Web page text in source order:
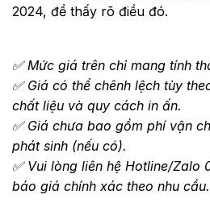
2024, để thấy rõ điều đó.
✅ Mức giá trên chỉ mang tính
✅ Giá có thể chênh lệch tùy
chất liệu và quy cách in ấn.
✅ Giá chưa bao gồm phí vận
phát sinh (nếu có).
✅ Vui lòng liên hệ Hotline/Zalo
báo giá chính xác theo nhu cầu.